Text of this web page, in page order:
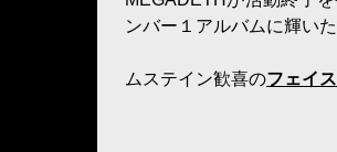
ンバー１アルバムに輝いた
ムステイン歓喜のフェイ